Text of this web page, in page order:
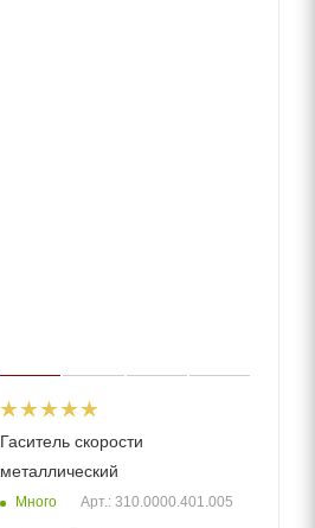
Гаситель скорости
металлический
Много Арт.: 310.0000.401.005